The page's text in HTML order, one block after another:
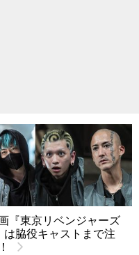
『東京リベンジャーズ
は脇役キャストまで注